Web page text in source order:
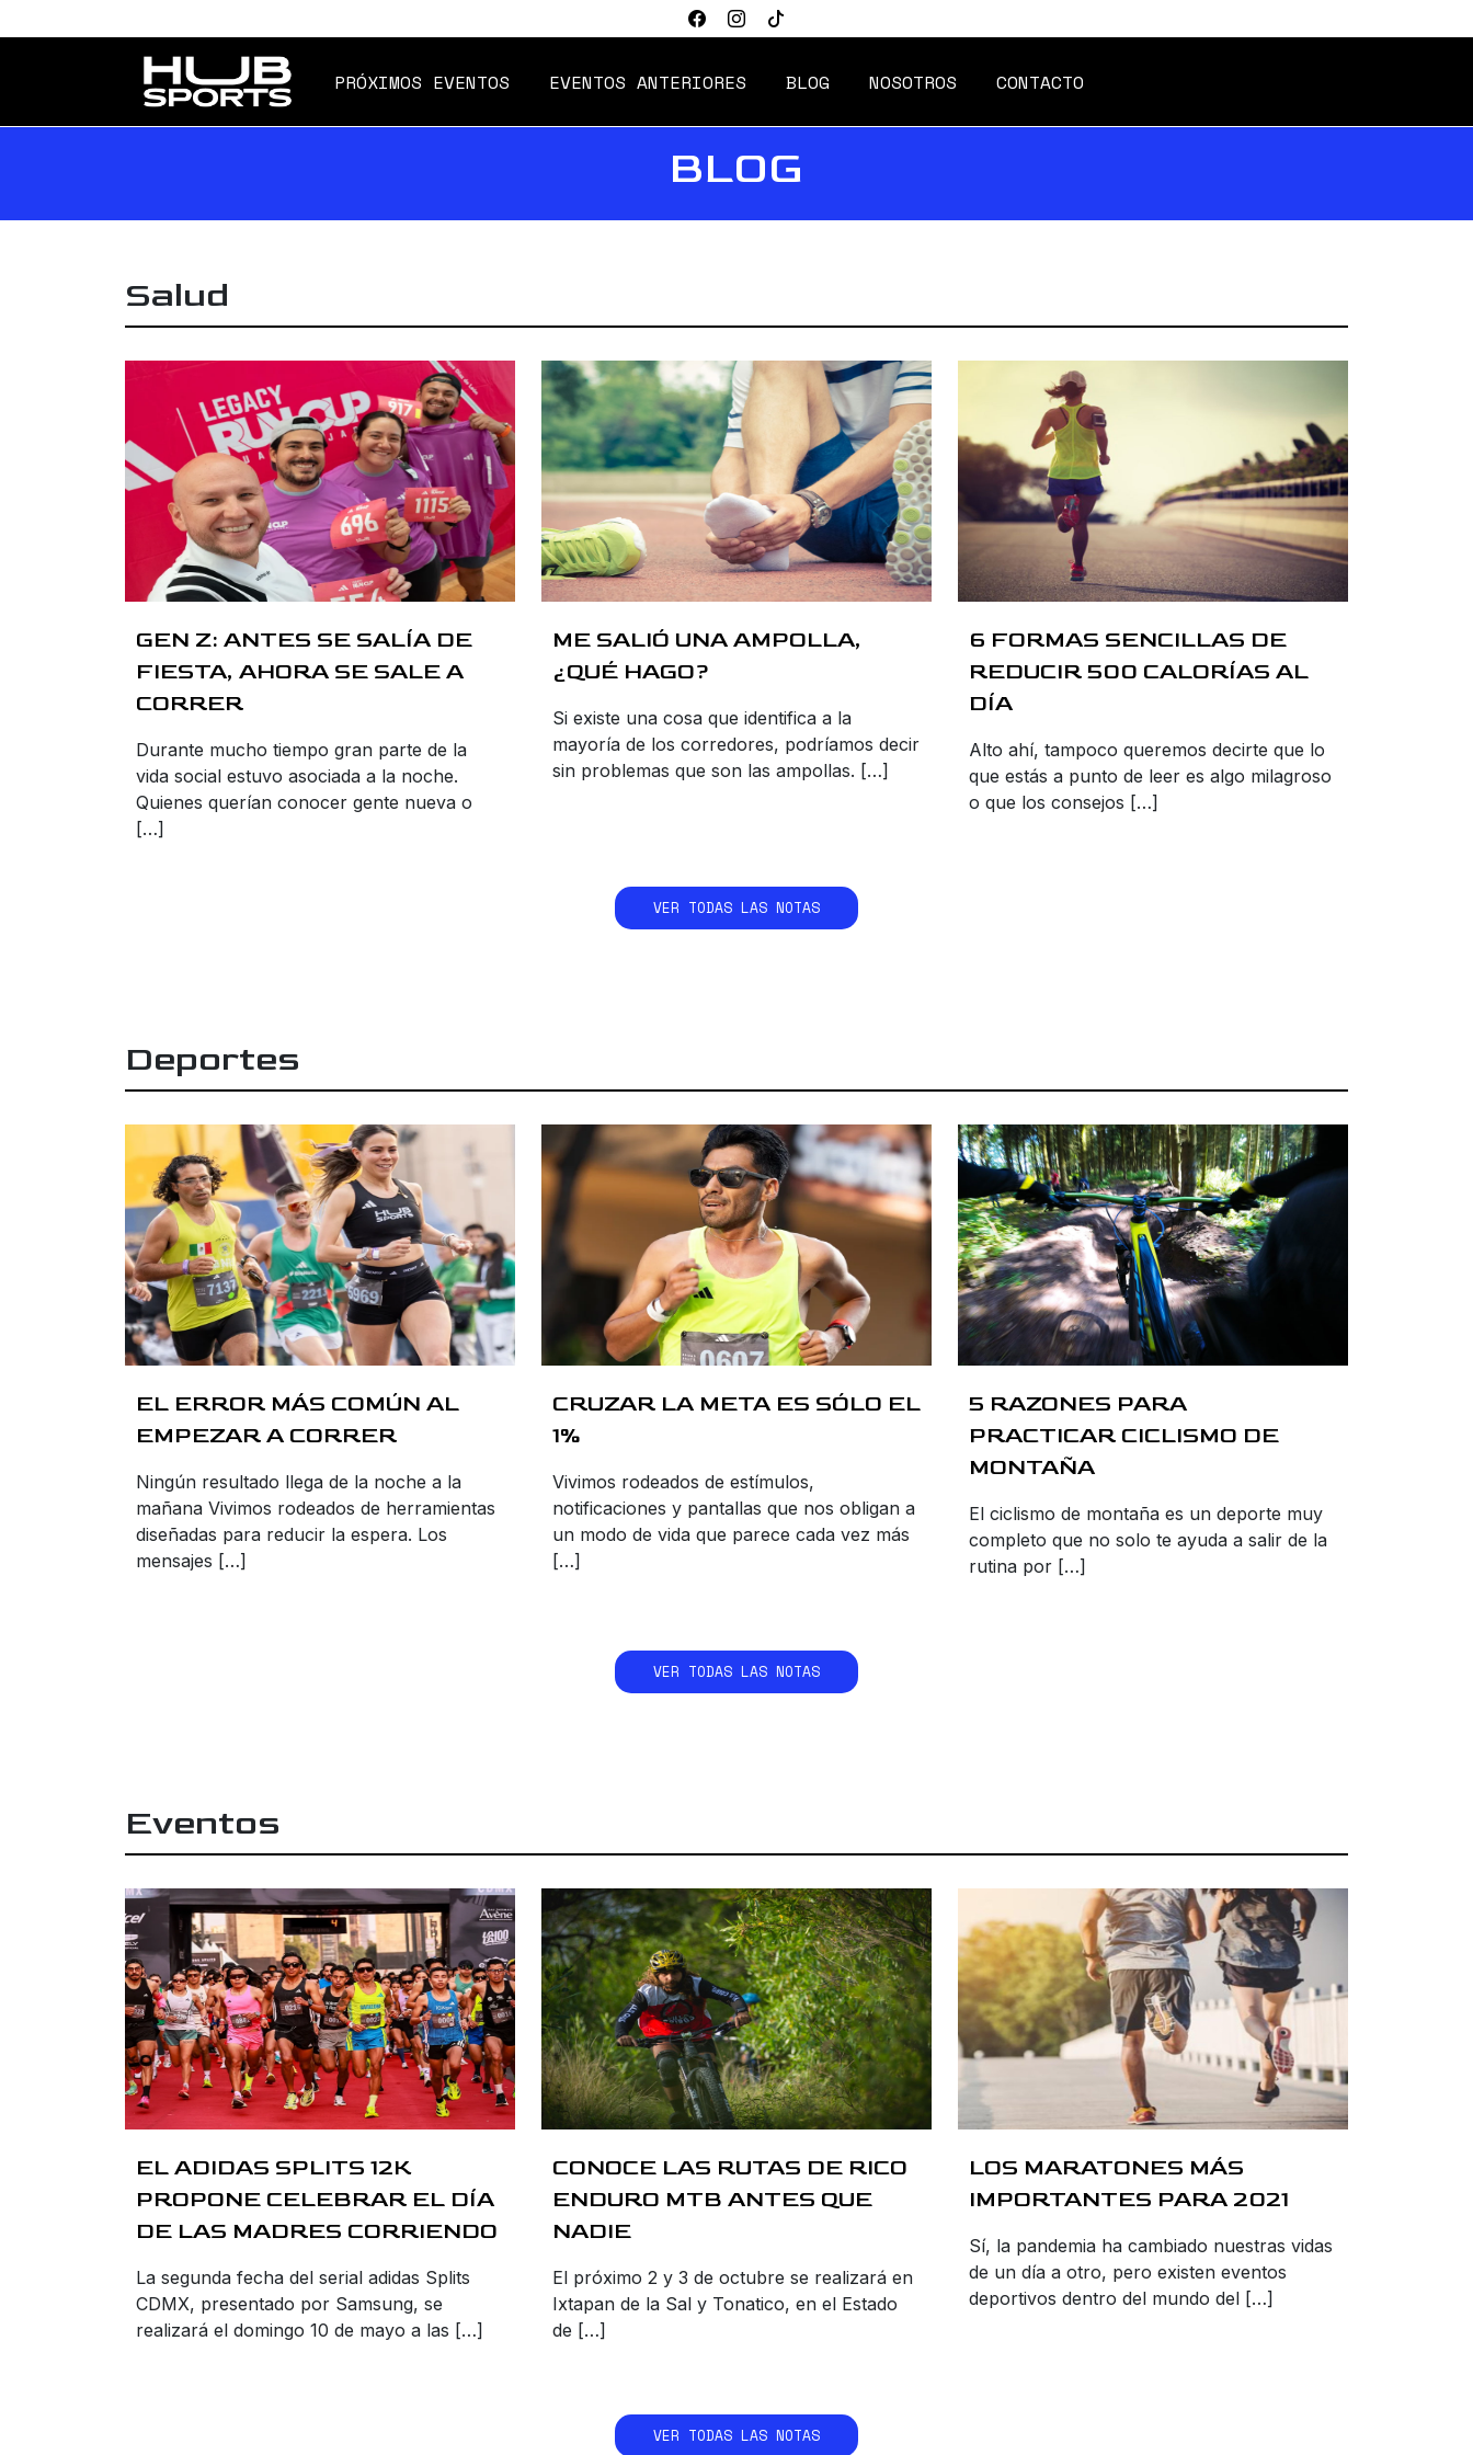
PRÓXIMOS EVENTOS EVENTOS ANTERIORES BLOG NOSOTROS CONTACTO
BLOG
Salud
GEN Z: ANTES SE SALÍA DE
FIESTA, AHORA SE SALE A
CORRER
Durante mucho tiempo gran parte de la
vida social estuvo asociada a la noche.
Quienes querían conocer gente nueva o
[…]
ME SALIÓ UNA AMPOLLA,
¿QUÉ HAGO?
Si existe una cosa que identifica a la
mayoría de los corredores, podríamos decir
sin problemas que son las ampollas. […]
6 FORMAS SENCILLAS DE
REDUCIR 500 CALORÍAS AL
DÍA
Alto ahí, tampoco queremos decirte que lo
que estás a punto de leer es algo milagroso
o que los consejos […]
VER TODAS LAS NOTAS
Deportes
EL ERROR MÁS COMÚN AL
EMPEZAR A CORRER
Ningún resultado llega de la noche a la
mañana Vivimos rodeados de herramientas
diseñadas para reducir la espera. Los
mensajes […]
CRUZAR LA META ES SÓLO EL
1%
Vivimos rodeados de estímulos,
notificaciones y pantallas que nos obligan a
un modo de vida que parece cada vez más
[…]
5 RAZONES PARA
PRACTICAR CICLISMO DE
MONTAÑA
El ciclismo de montaña es un deporte muy
completo que no solo te ayuda a salir de la
rutina por […]
VER TODAS LAS NOTAS
Eventos
EL ADIDAS SPLITS 12K
PROPONE CELEBRAR EL DÍA
DE LAS MADRES CORRIENDO
La segunda fecha del serial adidas Splits
CDMX, presentado por Samsung, se
realizará el domingo 10 de mayo a las […]
CONOCE LAS RUTAS DE RICO
ENDURO MTB ANTES QUE
NADIE
El próximo 2 y 3 de octubre se realizará en
Ixtapan de la Sal y Tonatico, en el Estado
de […]
LOS MARATONES MÁS
IMPORTANTES PARA 2021
Sí, la pandemia ha cambiado nuestras vidas
de un día a otro, pero existen eventos
deportivos dentro del mundo del […]
VER TODAS LAS NOTAS